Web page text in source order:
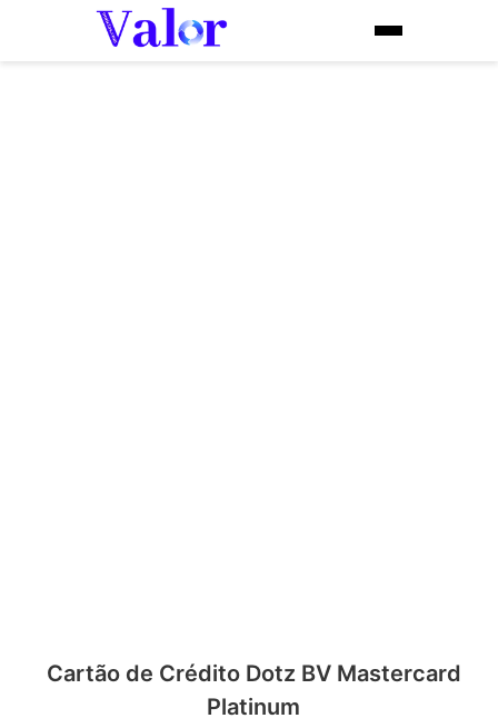
Cartão de Crédito Dotz BV Mastercard
Platinum